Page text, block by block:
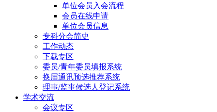
单位会员入会流程
会员在线申请
单位会员信息
专科分会简史
工作动态
下载专区
委员/青年委员填报系统
换届通讯预选推荐系统
理事/监事候选人登记系统
学术交流
会议专区